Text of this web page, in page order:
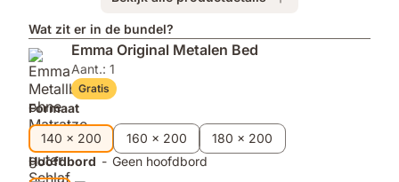
frame
voor
een
strakke
opstelling
Wat zit er in de bundel?
Emma Original Metalen Bed
Aant.: 1
Gratis
Formaat
140 x 200
160 x 200
180 x 200
Hoofdbord - Geen hoofdbord